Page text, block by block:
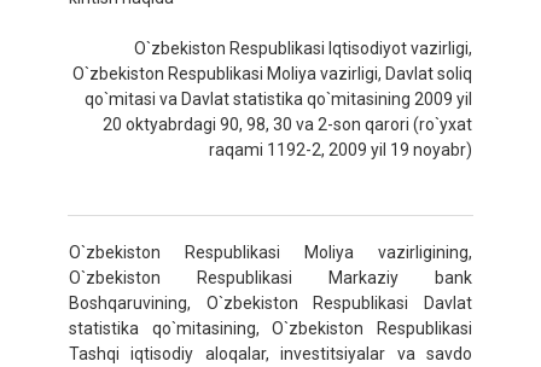
O`zbekiston Respublikasi Iqtisodiyot vazirligi,
O`zbekiston Respublikasi Moliya vazirligi, Davlat soliq
qo`mitasi va Davlat statistika qo`mitasining 2009 yil
20 oktyabrdagi 90, 98, 30 va 2-son qarori (ro`yxat
raqami 1192-2, 2009 yil 19 noyabr)
O`zbekiston Respublikasi Moliya vazirligining,
O`zbekiston Respublikasi Markaziy bank
Boshqaruvining, O`zbekiston Respublikasi Davlat
statistika qo`mitasining, O`zbekiston Respublikasi
Tashqi iqtisodiy aloqalar, investitsiyalar va savdo